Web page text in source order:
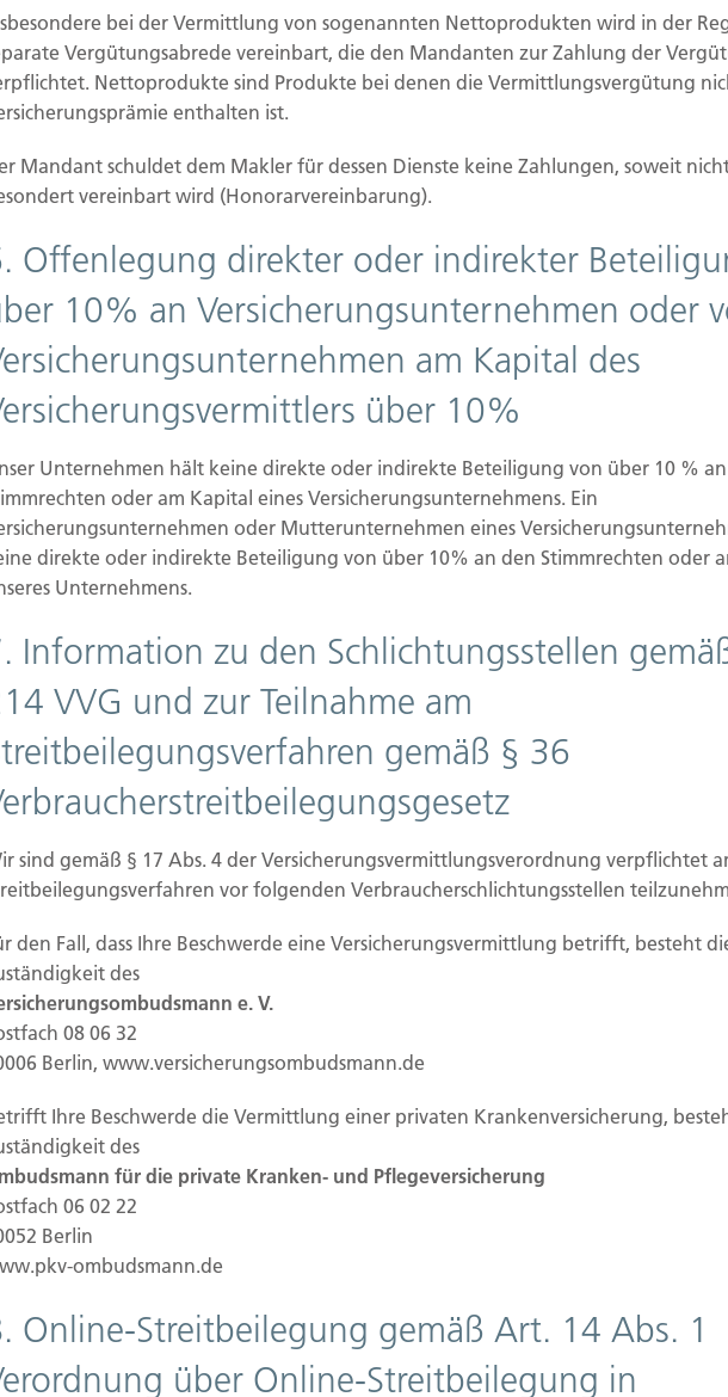
(DIHK) e.V.
0,20€/Anruf)
und Handelskammer zu Hagen
Rechts
Hagen
58085 Hagen
Platz 1 40212 Düsseldorf
die Vergütung
wir eine Beratung an. Die Vergütung – Courtage genannt – für
und Betreuungstätigkeit trägt gewohnheitsrechtlich das
Courtage ist Bestandteil der Versicherungsprämie. Hiervon
zwischen uns und dem Auftraggeber vereinbart werden.
von sogenannten Nettoprodukten wird in der Regel eine
die den Mandanten zur Zahlung der Vergütung
Produkte bei denen die Vermittlungsvergütung nicht in der
ist.
für dessen Dienste keine Zahlungen, soweit nichts anderes
oder indirekter Beteiligungen
bei der Vermittlung von sogenannten Nettoprodukten wird in der
Vergütungsabrede vereinbart, die den Mandanten zur Zahlung der
Nettoprodukte sind Produkte bei denen die Vermittlungsvergütung
enthalten ist.
Mandant schuldet dem Makler für dessen Dienste keine Zahlungen, soweit
vereinbart wird (Honorarvereinbarung).
Offenlegung direkter oder indirekter
10% an Versicherungsunternehmen oder
am Kapital des
über 10%
Unternehmen hält keine direkte oder indirekte Beteiligung von über 10 %
oder am Kapital eines Versicherungsunternehmens. Ein
oder Mutterunternehmen eines
direkte oder indirekte Beteiligung von über 10% an den Stimmrechten oder
Unternehmens.
Information zu den Schlichtungsstellen
VVG und zur Teilnahme am
gemäß § 36
sind gemäß § 17 Abs. 4 der Versicherungsvermittlungsverordnung verpflichtet
vor folgenden Verbraucherschlichtungsstellen
den Fall, dass Ihre Beschwerde eine Versicherungsvermittlung betrifft, besteht
des
e. V.
08 06 32
Berlin, www.versicherungsombudsmann.de
Ihre Beschwerde die Vermittlung einer privaten Krankenversicherung,
des
für die private Kranken- und Pflegeversicherung
06 02 22
Berlin
ombudsmann.de
Online-Streitbeilegung gemäß Art. 14 Abs. 1
über Online-Streitbeilegung in